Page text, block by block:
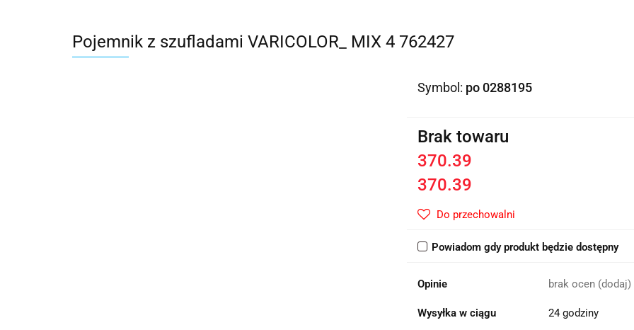
Pojemnik z szufladami VARICOLOR_ MIX 4 762427
Symbol: po 0288195
Brak towaru
370.39
370.39
Do przechowalni
Powiadom gdy produkt będzie dostępny
Opinie brak ocen (dodaj)
Wysyłka w ciągu 24 godziny